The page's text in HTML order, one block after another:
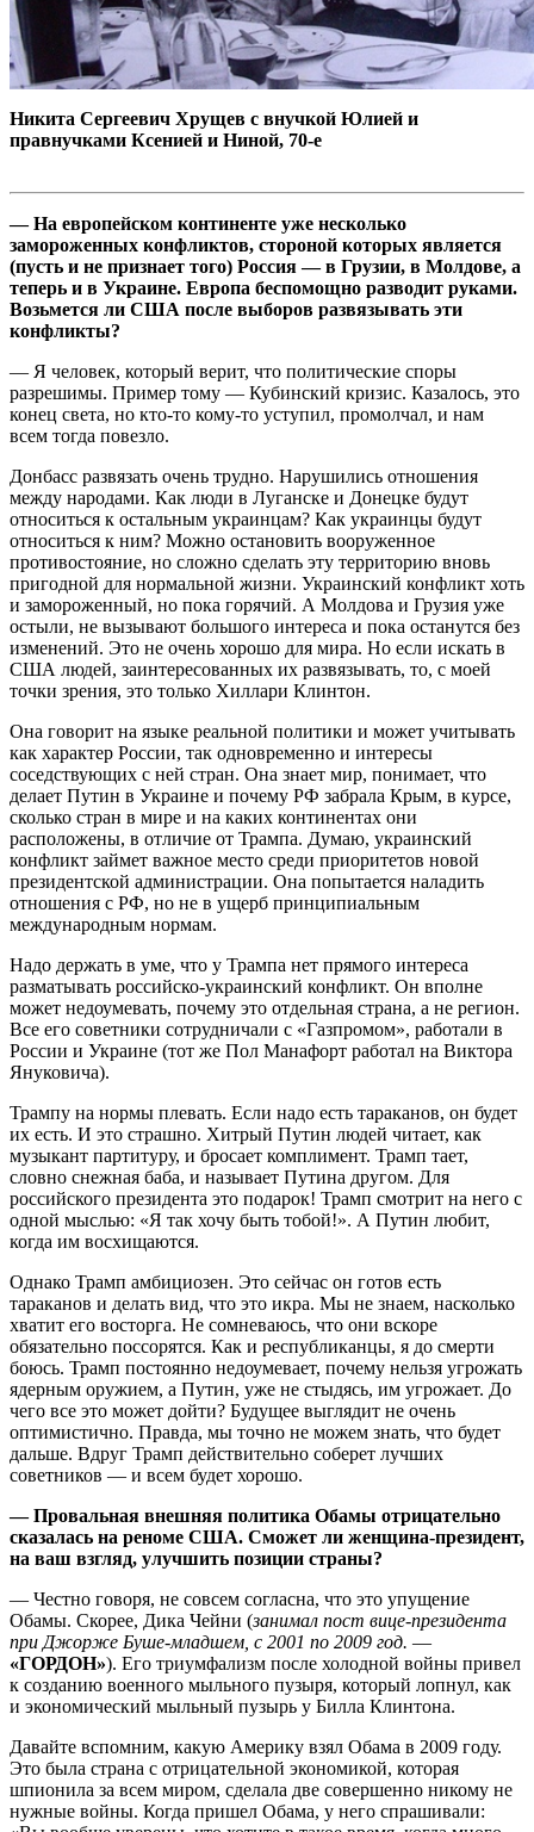
Никита Сергеевич Хрущев с внучкой Юлией и
правнучками Ксенией и Ниной, 70-е
— На европейском континенте уже несколько
замороженных конфликтов, стороной которых является
(пусть и не признает того) Россия — в Грузии, в Молдове, а
теперь и в Украине. Европа беспомощно разводит руками.
Возьмется ли США после выборов развязывать эти
конфликты?
— Я человек, который верит, что политические споры
разрешимы. Пример тому — Кубинский кризис. Казалось, это
конец света, но кто-то кому-то уступил, промолчал, и нам
всем тогда повезло.
Донбасс развязать очень трудно. Нарушились отношения
между народами. Как люди в Луганске и Донецке будут
относиться к остальным украинцам? Как украинцы будут
относиться к ним? Можно остановить вооруженное
противостояние, но сложно сделать эту территорию вновь
пригодной для нормальной жизни. Украинский конфликт хоть
и замороженный, но пока горячий. А Молдова и Грузия уже
остыли, не вызывают большого интереса и пока останутся без
изменений. Это не очень хорошо для мира. Но если искать в
США людей, заинтересованных их развязывать, то, с моей
точки зрения, это только Хиллари Клинтон.
Она говорит на языке реальной политики и может учитывать
как характер России, так одновременно и интересы
соседствующих с ней стран. Она знает мир, понимает, что
делает Путин в Украине и почему РФ забрала Крым, в курсе,
сколько стран в мире и на каких континентах они
расположены, в отличие от Трампа. Думаю, украинский
конфликт займет важное место среди приоритетов новой
президентской администрации. Она попытается наладить
отношения с РФ, но не в ущерб принципиальным
международным нормам.
Надо держать в уме, что у Трампа нет прямого интереса
разматывать российско-украинский конфликт. Он вполне
может недоумевать, почему это отдельная страна, а не регион.
Все его советники сотрудничали с «Газпромом», работали в
России и Украине (тот же Пол Манафорт работал на Виктора
Януковича).
Трампу на нормы плевать. Если надо есть тараканов, он будет
их есть. И это страшно. Хитрый Путин людей читает, как
музыкант партитуру, и бросает комплимент. Трамп тает,
словно снежная баба, и называет Путина другом. Для
российского президента это подарок! Трамп смотрит на него с
одной мыслью: «Я так хочу быть тобой!». А Путин любит,
когда им восхищаются.
Однако Трамп амбициозен. Это сейчас он готов есть
тараканов и делать вид, что это икра. Мы не знаем, насколько
хватит его восторга. Не сомневаюсь, что они вскоре
обязательно поссорятся. Как и республиканцы, я до смерти
боюсь. Трамп постоянно недоумевает, почему нельзя угрожать
ядерным оружием, а Путин, уже не стыдясь, им угрожает. До
чего все это может дойти? Будущее выглядит не очень
оптимистично. Правда, мы точно не можем знать, что будет
дальше. Вдруг Трамп действительно соберет лучших
советников — и всем будет хорошо.
— Провальная внешняя политика Обамы отрицательно
сказалась на реноме США. Сможет ли женщина-президент,
на ваш взгляд, улучшить позиции страны?
— Честно говоря, не совсем согласна, что это упущение
Обамы. Скорее, Дика Чейни (занимал пост вице-президента
при Джорже Буше-младшем, с 2001 по 2009 год. —
«ГОРДОН»). Его триумфализм после холодной войны привел
к созданию военного мыльного пузыря, который лопнул, как
и экономический мыльный пузырь у Билла Клинтона.
Давайте вспомним, какую Америку взял Обама в 2009 году.
Это была страна с отрицательной экономикой, которая
шпионила за всем миром, сделала две совершенно никому не
нужные войны. Когда пришел Обама, у него спрашивали: